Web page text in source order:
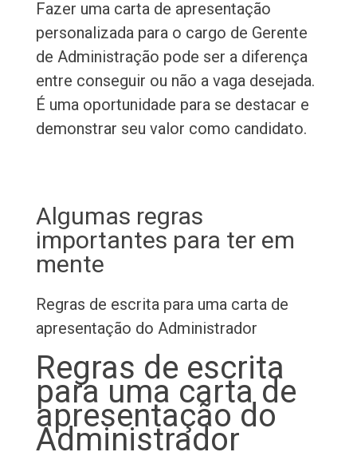
Fazer uma carta de apresentação
personalizada para o cargo de Gerente
de Administração pode ser a diferença
entre conseguir ou não a vaga desejada.
É uma oportunidade para se destacar e
demonstrar seu valor como candidato.
Algumas regras
importantes para ter em
mente
Regras de escrita para uma carta de
apresentação do Administrador
Regras de escrita
para uma carta de
apresentação do
Administrador